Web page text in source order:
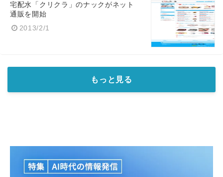
宅配水「クリクラ」のナックがネット
通販を開始
2013/2/1
もっと見る